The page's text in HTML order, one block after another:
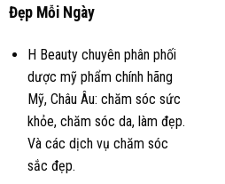
Đẹp Mỗi Ngày
H Beauty chuyên phân phối
dược mỹ phẩm chính hãng
Mỹ, Châu Âu: chăm sóc sức
khỏe, chăm sóc da, làm đẹp.
Và các dịch vụ chăm sóc
sắc đẹp.